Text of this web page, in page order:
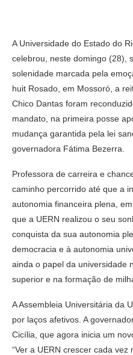
A Universidade do Estado do
celebrou, neste domingo (28),
solenidade marcada pela
huit Rosado, em Mossoró, a
Chico Dantas foram
mandato, na primeira posse
mudança garantida pela lei
governadora Fátima Bezerra.
Professora de carreira e
caminho percorrido até que a
autonomia financeira plena,
que a UERN realizou o seu
conquista da sua autonomia
democracia e à autonomia
ainda o papel da universidade
superior e na formação de
A Assembleia Universitária da
por laços afetivos. A
Cicília, que agora inicia um
“Ver a UERN crescer cada